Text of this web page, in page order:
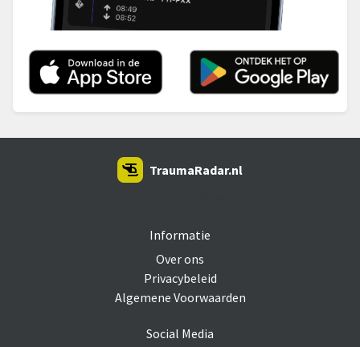
Informatie
Over ons
Privacybeleid
Algemene Voorwaarden
Social Media
TraumaRadar.nl